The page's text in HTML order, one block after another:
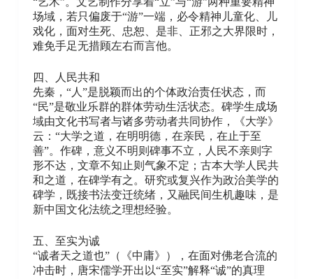
场域，若只偏废于“游”一端，必令精神儿童化、儿
戏化，面对生死、忠恕、是非、正邪之大界限时，
难免手足无措顾左右而言他。
四、人民共和
先秦，“人”是脱颖而出的个体政治责任状态，而
“民”是敬业乐群的群体劳动生活状态。碑学生成场
域由文化书写者与诸多劳动者共同协作，《大学》
云：“大学之道，在明明德，在亲民，在止于至
善”。作碑，意义不明则碑事不立，人民不亲则字
形不达，文章不知止则气象不定；古本大学人民共
和之道，在碑学有之。研究或复兴作为政治美学的
碑学，既接书法变迁统绪，又融民间生机趣味，是
新中国文化法统之理想经验。
五、至实为诚
“诚者天之道也”（《中庸》），在面对佛老合流的
冲击时，唐宋儒学开出以“至实”解释“诚”的真理